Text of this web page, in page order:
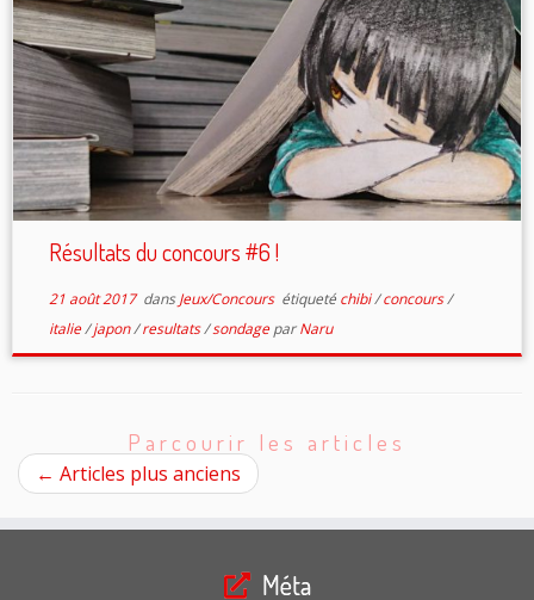
Résultats du concours #6 !
21 août 2017dansJeux/Concours étiqueté chibi/concours/
italie/japon/resultats/sondageparNaru
Parcourir les articles
← Articles plus anciens
Méta